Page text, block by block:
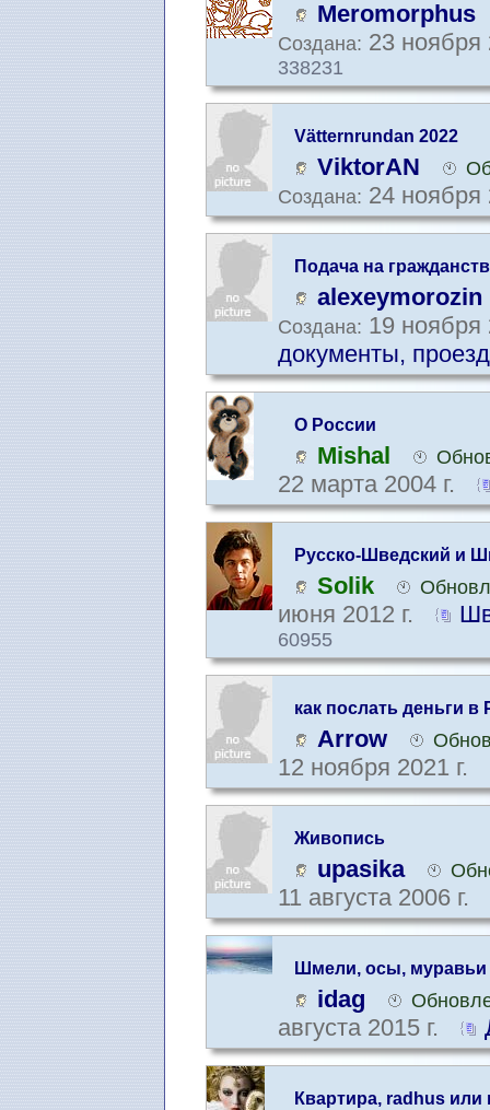
Meromorphus
Создана: 23 ноября
338231
Vätternrundan 2022
ViktorAN
Создана: 24 ноября
Подача на
пребывания в стране
alexeymorozin
Создана: 19 ноября
документы,
О России
Mishal
22 марта 2004 г.
Русско-Шведский и
Solik
июня 2012 г.
60955
как послать деньги
Arrow
12 ноября 2021 г.
Живопись
upasika
11 августа 2006 г.
Шмели, осы, муравьи
idag
августа 2015 г.
Квартира, radhus или